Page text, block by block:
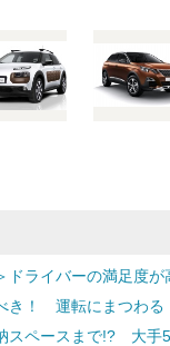
ドライバーの満足度
き！ 運転にまつわる
スペースまで!? 大手